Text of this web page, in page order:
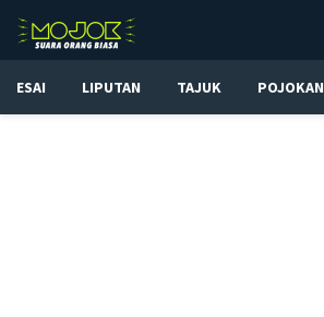
ESAI LIPUTAN TAJUK POJOKAN